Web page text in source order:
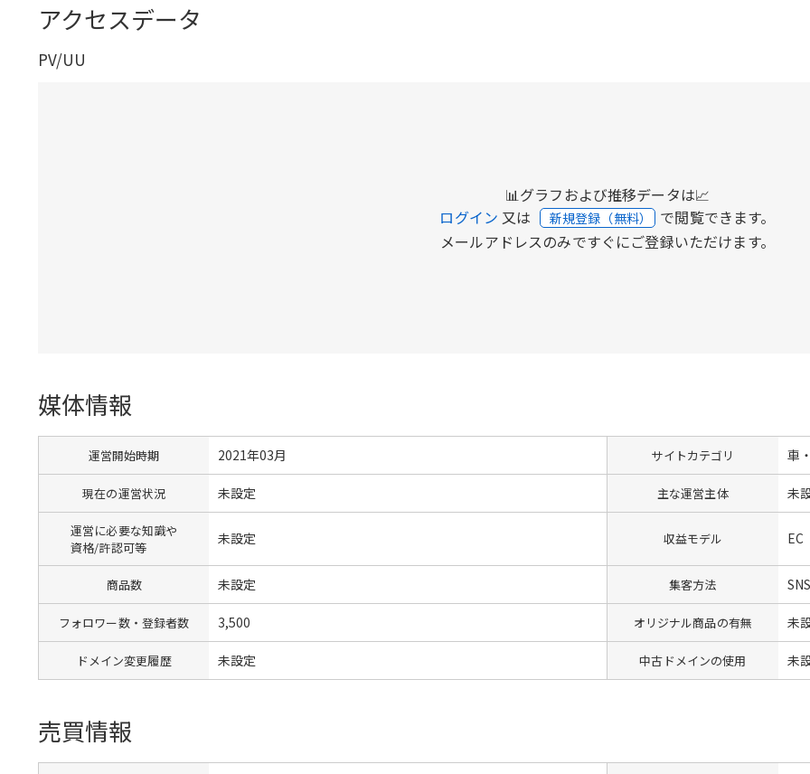
アクセスデータ
PV/UU
📊グラフおよび推移データは📈
ログイン 又は 新規登録（無料） で閲覧できます。
メールアドレスのみですぐにご登録いただけます。
媒体情報
運営開始時期 2021年03月 サイトカテゴリ 車
現在の運営状況 未設定 主な運営主体 未
運営に必要な知識や
資格/許認可等
未設定 収益モデル EC
商品数 未設定 集客方法 SNS
フォロワー数・登録者数 3,500 オリジナル商品の有無 未
ドメイン変更履歴 未設定 中古ドメインの使用 未
売買情報